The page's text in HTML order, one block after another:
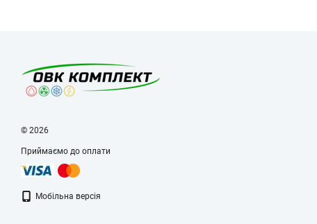
© 2026
Приймаємо до оплати
Мобільна версія